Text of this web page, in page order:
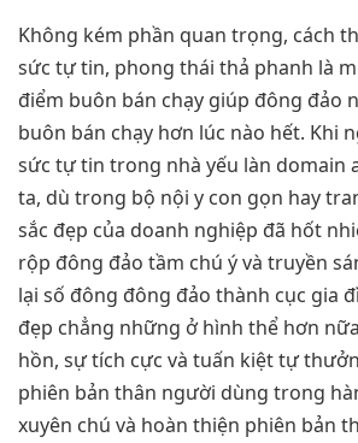
Không kém phần quan trọng, cách
sức tự tin, phong thái thả phanh là
điểm buôn bán chạy giúp đông đảo
buôn bán chạy hơn lúc nào hết. Khi
sức tự tin trong nhà yếu làn domain
ta, dù trong bộ nội y con gọn hay
sắc đẹp của doanh nghiệp đã hốt
rộp đông đảo tầm chú ý và truyền
lại số đông đông đảo thành cục gia
đẹp chẳng những ở hình thể hơn
hồn, sự tích cực và tuấn kiệt tự
phiên bản thân người dùng trong
xuyên chú và hoàn thiện phiên bản